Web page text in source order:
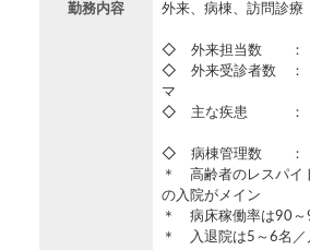
勤務内容 外来、病棟、訪問診
◇ 外来担当数 ： 4
◇ 外来受診者数 ：
マ
◇ 主な疾患 ：
◇ 病棟管理数 ：
＊ 高齢者のレスパイ
の入院がメイン
＊ 病床稼働率は90～
＊ 入退院は5～6名／